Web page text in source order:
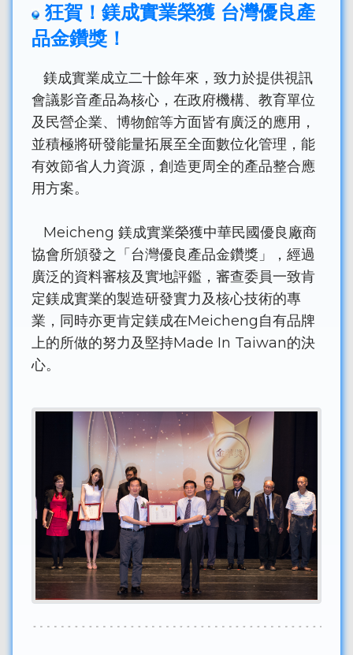
狂賀！鎂成實業榮獲 台灣優良產
品金鑽獎！
鎂成實業成立二十餘年來，致力於提供視訊
會議影音產品為核心，在政府機構、教育單位
及民營企業、博物館等方面皆有廣泛的應用，
並積極將研發能量拓展至全面數位化管理，能
有效節省人力資源，創造更周全的產品整合應
用方案。
Meicheng 鎂成實業榮獲中華民國優良廠商
協會所頒發之「台灣優良產品金鑽獎」，經過
廣泛的資料審核及實地評鑑，審查委員一致肯
定鎂成實業的製造研發實力及核心技術的專
業，同時亦更肯定鎂成在Meicheng自有品牌
上的所做的努力及堅持Made In Taiwan的決
心。